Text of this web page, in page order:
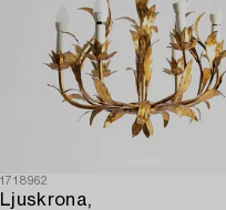
1718962
Ljuskrona,